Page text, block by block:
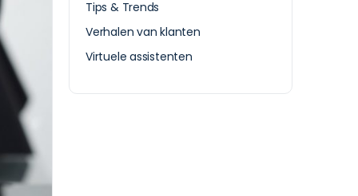
Tips & Trends
Verhalen van klanten
Virtuele assistenten